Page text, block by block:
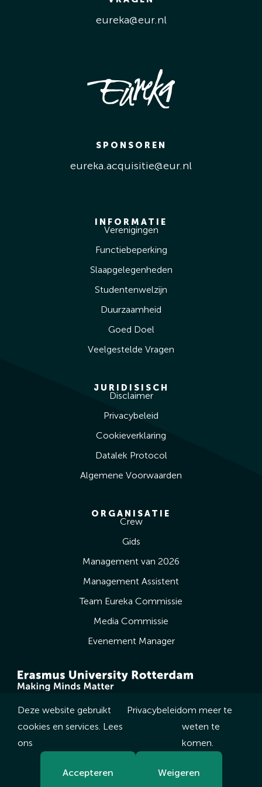
eureka@eur.nl
SPONSOREN
eureka.acquisitie@eur.nl
INFORMATIE
Verenigingen
Functiebeperking
Slaapgelegenheden
Studentenwelzijn
Duurzaamheid
Goed Doel
Veelgestelde Vragen
JURIDISISCH
Disclaimer
Privacybeleid
Cookieverklaring
Datalek Protocol
Algemene Voorwaarden
ORGANISATIE
Crew
Gids
Management van 2026
Management Assistent
Team Eureka Commissie
Media Commissie
Evenement Manager
Deze website gebruikt
cookies en services. Lees
ons
Privacybeleidom meer te
weten te
komen.
Accepteren Weigeren